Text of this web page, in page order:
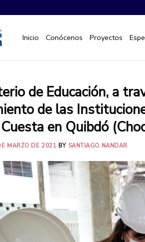
Inicio Conócenos Proyectos
de Educación, a
de las
en Quibdó
MARZO DE 2021 BY SANTIAGO NANDAR